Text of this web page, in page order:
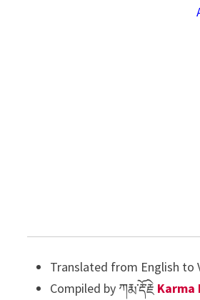
Translated from English to
Compiled by ཀརྨ་རྡོ་རྗེ Karma